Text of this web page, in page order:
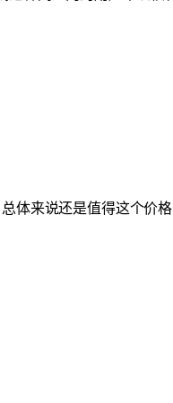
体来说还是值得这个价格